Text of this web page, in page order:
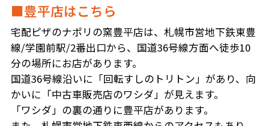
■豊平店はこちら
宅配ピザのナポリの窯豊平店は、札幌市営地下鉄東豊
線/学園前駅/2番出口から、国道36号線方面へ徒歩10
分の場所にお店があります。
国道36号線沿いに「回転すしのトリトン」があり、向
かいに「中古車販売店のワシダ」が見えます。
「ワシダ」の裏の通りに豊平店があります。